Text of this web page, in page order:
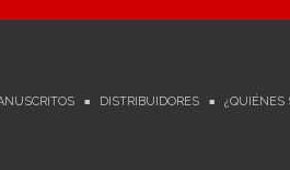
DISTRIBUIDORES ¿QUIÉNES